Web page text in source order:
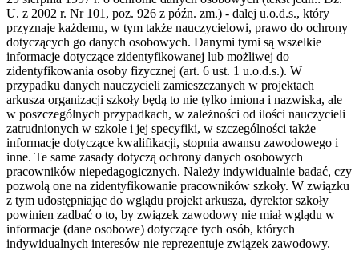
U. z 2002 r. Nr 101, poz. 926 z późn. zm.) - dalej u.o.d.s., który
przyznaje każdemu, w tym także nauczycielowi, prawo do ochrony
dotyczących go danych osobowych. Danymi tymi są wszelkie
informacje dotyczące zidentyfikowanej lub możliwej do
zidentyfikowania osoby fizycznej (art. 6 ust. 1 u.o.d.s.). W
przypadku danych nauczycieli zamieszczanych w projektach
arkusza organizacji szkoły będą to nie tylko imiona i nazwiska, ale
w poszczególnych przypadkach, w zależności od ilości nauczycieli
zatrudnionych w szkole i jej specyfiki, w szczególności także
informacje dotyczące kwalifikacji, stopnia awansu zawodowego i
inne. Te same zasady dotyczą ochrony danych osobowych
pracowników niepedagogicznych. Należy indywidualnie badać, czy
pozwolą one na zidentyfikowanie pracowników szkoły. W związku
z tym udostępniając do wglądu projekt arkusza, dyrektor szkoły
powinien zadbać o to, by związek zawodowy nie miał wglądu w
informacje (dane osobowe) dotyczące tych osób, których
indywidualnych interesów nie reprezentuje związek zawodowy.